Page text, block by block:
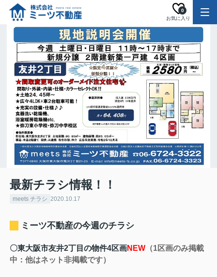
お気に入り
0
最新チラシ情報！！
meets チラシ 2020.10.17
ミーツ不動産の今週のチラシ
〇東大阪市友井2丁目の物件4区画NEW （1区画のみ掲載
中：他はネット非掲載です）